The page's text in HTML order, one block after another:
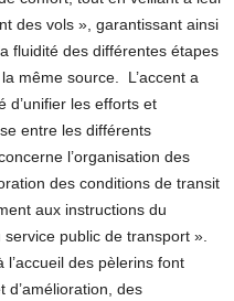
des vols », garantissant ainsi
fluidité des différentes étapes
même source. L’accent a
d’unifier les efforts et
entre les différents
l’organisation des
des conditions de transit
aux instructions du
service public de transport ».
des pèlerins font
d’amélioration, des